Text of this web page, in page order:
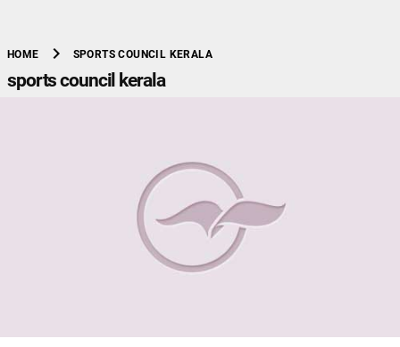
HOME chevron_right SPORTS COUNCIL KERALA
sports council kerala